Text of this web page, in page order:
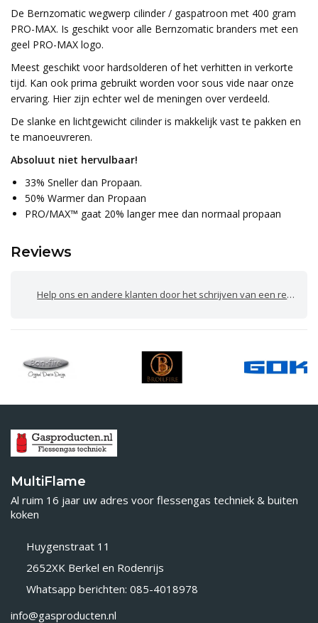
De Bernzomatic wegwerp cilinder / gaspatroon met 400 gram
PRO-MAX. Is geschikt voor alle Bernzomatic branders met een
geel PRO-MAX logo.
Meest geschikt voor hardsolderen of het verhitten in verkorte
tijd. Kan ook prima gebruikt worden voor sous vide naar onze
ervaring. Hier zijn echter wel de meningen over verdeeld.
De slanke en lichtgewicht cilinder is makkelijk vast te pakken en
te manoeuvreren.
Absoluut niet hervulbaar!
33% Sneller dan Propaan.
50% Warmer dan Propaan
PRO/MAX™ gaat 20% langer mee dan normaal propaan
Reviews
Help ons en andere klanten door het schrijven van een review
MultiFlame
Al ruim 16 jaar uw adres voor flessengas techniek & buiten
koken
Huygenstraat 11
2652XK Berkel en Rodenrijs
Whatsapp berichten: 085-4018978
info@gasproducten.nl